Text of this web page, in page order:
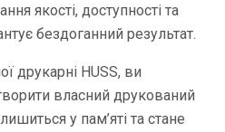
якості, доступності та
бездоганний результат.
друкарні HUSS, ви
власний друкований
у пам’яті та стане